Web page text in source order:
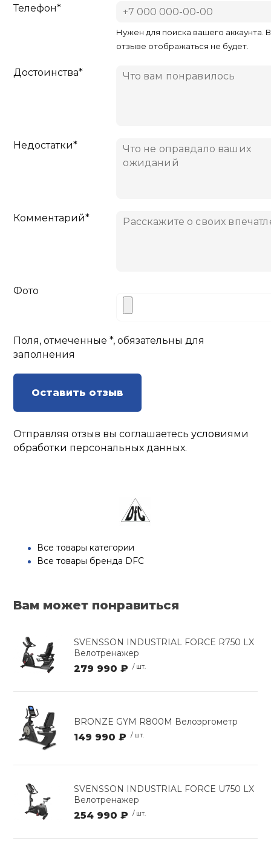
Телефон*
Нужен для поиска вашего аккаунта. В
отзыве отображаться не будет.
Достоинства*
Недостатки*
Комментарий*
Фото
Поля, отмеченные *, обязательны для
заполнения
Оставить отзыв
Отправляя отзыв вы соглашаетесьусловиями
обработки персональных данных.
Все товары категории
Все товары бренда DFC
Вам может понравиться
SVENSSON INDUSTRIAL FORCE R750 LX
Велотренажер
279 990 ₽ / шт.
BRONZE GYM R800M Велоэргометр
149 990 ₽ / шт.
SVENSSON INDUSTRIAL FORCE U750 LX
Велотренажер
254 990 ₽ / шт.